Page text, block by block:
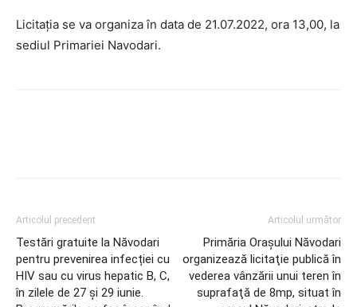
Licitaţia se va organiza în data de 21.07.2022, ora 13,00, la
sediul Primariei Navodari.
Articolul precedent
Testări gratuite la Năvodari
pentru prevenirea infecției cu
HIV sau cu virus hepatic B, C,
în zilele de 27 și 29 iunie.
Articolul următor
Primăria Orașului Năvodari
organizează licitaţie publică în
vederea vânzării unui teren în
suprafaţă de 8mp, situat în